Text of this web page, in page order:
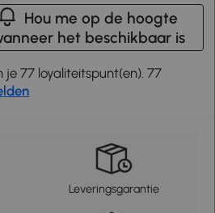
Hou me op de hoogte
het beschikbaar is
77 loyaliteitspunt(en). 77
Leveringsgarantie